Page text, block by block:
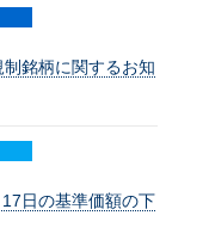
制銘柄に関するお知
日の基準価額の下